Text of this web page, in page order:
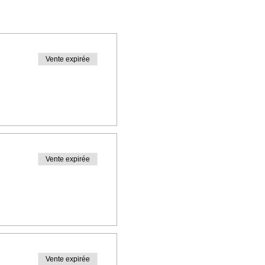
exceptionnellement
moins un mètre.
Vente expirée
Vente expirée
Vente expirée